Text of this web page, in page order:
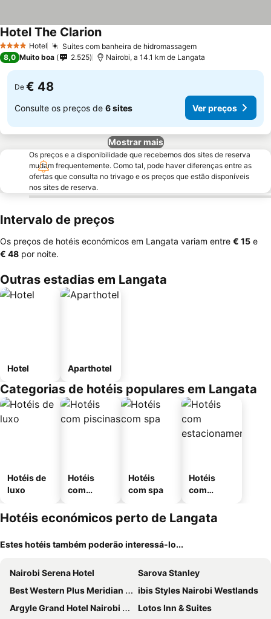
4 EstrelasHotel Suítes com banheira de hidromassagemVer preços
Hotel The ClarionVer preços
8,0 Muito boa 2.525 Nairobi, a 14.1 km de Langata
De € 48
Consulte os preços de 6 sites Ver preços
Mostrar mais
Os preços e a disponibilidade que recebemos dos sites de reserva
mudam frequentemente. Como tal, pode haver diferenças entre as
ofertas que consulta no trivago e os preços que estão disponíveis
nos sites de reserva.
Intervalo de preços
Os preços de hotéis económicos em Langata variam entre ‎€ 15 e
‎€ 48 por noite.
Outras estadias em Langata
Hotel Aparthotel
Categorias de hotéis populares em Langata
Hotéis de
luxo
Hotéis
com
Hotéis
com spa
Hotéis
com
mento
Hotéis económicos perto de Langata
Estes hotéis também poderão interessá-lo...
Nairobi Serena Hotel
Sarova Stanley
Best Western Plus Meridian Hotel
ibis Styles Nairobi Westlands
Argyle Grand Hotel Nairobi Airport
Lotos Inn & Suites